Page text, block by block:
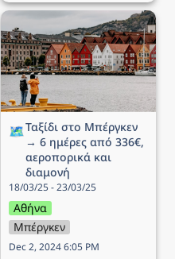
Ταξίδι στo Μπέργκεν → 6
ημέρες από 336€,
αεροπορικά και διαμονή
🗺️Ταξίδι στo Μπέργκεν
→ 6 ημέρες από 336€,
αεροπορικά και
διαμονή
18/03/25 - 23/03/25
Αθήνα
Μπέργκεν
Dec 2, 2024 6:05 PM